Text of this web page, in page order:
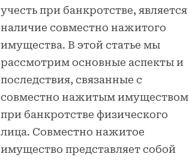
учесть при банкротстве, является
наличие совместно нажитого
имущества. В этой статье мы
рассмотрим основные аспекты и
последствия, связанные с
совместно нажитым имуществом
при банкротстве физического
лица. Совместно нажитое
имущество представляет собой